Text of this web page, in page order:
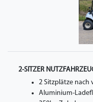
2-SITZER
2 Sitzplätze nach
Aluminium-